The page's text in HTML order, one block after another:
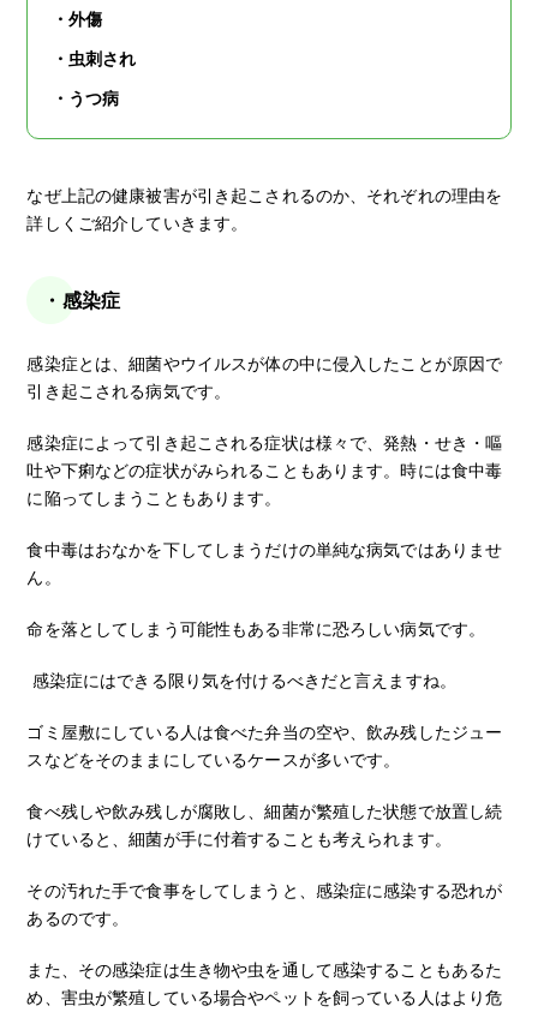
・外傷
・虫刺され
・うつ病
なぜ上記の健康被害が引き起こされるのか、それぞれの理由を
詳しくご紹介していきます。
・感染症
感染症とは、細菌やウイルスが体の中に侵入したことが原因で
引き起こされる病気です。
感染症によって引き起こされる症状は様々で、発熱・せき・嘔
吐や下痢などの症状がみられることもあります。時には食中毒
に陥ってしまうこともあります。
食中毒はおなかを下してしまうだけの単純な病気ではありませ
ん。
命を落としてしまう可能性もある非常に恐ろしい病気です。
感染症にはできる限り気を付けるべきだと言えますね。
ゴミ屋敷にしている人は食べた弁当の空や、飲み残したジュー
スなどをそのままにしているケースが多いです。
食べ残しや飲み残しが腐敗し、細菌が繁殖した状態で放置し続
けていると、細菌が手に付着することも考えられます。
その汚れた手で食事をしてしまうと、感染症に感染する恐れが
あるのです。
また、その感染症は生き物や虫を通して感染することもあるた
め、害虫が繁殖している場合やペットを飼っている人はより危